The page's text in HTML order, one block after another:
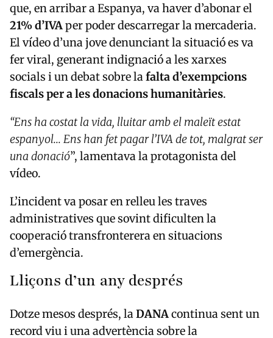
que, en arribar a Espanya, va haver d’abonar el
21% d’IVAper poder descarregar la mercaderia.
El vídeo d’una jove denunciant la situació es va
fer viral, generant indignació a les xarxes
socials i un debat sobre lafalta d’exempcions
fiscals per a les donacions humanitàries.
“Ens ha costat la vida, lluitar amb el maleït estat
espanyol... Ens han fet pagar l’IVA de tot, malgrat ser
una donació”, lamentava la protagonista del
vídeo.
L’incident va posar en relleu les traves
administratives que sovint dificulten la
cooperació transfronterera en situacions
d’emergència.
Lliçons d’un any després
Dotze mesos després, laDANAcontinua sent un
record viu i una advertència sobre la